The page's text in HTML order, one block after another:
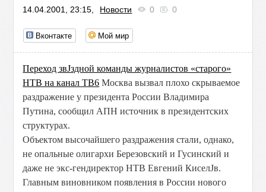
14.04.2001, 23:15, Новости 0 0
Вконтакте Мой мир
Переход звЈздной команды журналистов «старого»
НТВ на канал ТВ6 Москва вызвал плохо скрываемое
раздражение у президента России Владимира
Путина, сообщил АПН источник в президентских
структурах.
Объектом высочайшего раздражения стали, однако,
не опальные олигархи Березовский и Гусинский и
даже не экс-гендиректор НТВ Евгений КиселЈв.
Главным виновником появления в России нового